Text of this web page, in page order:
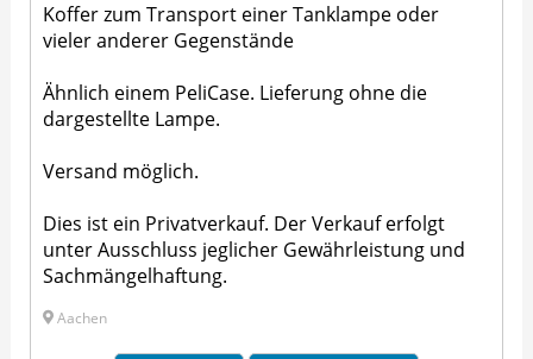
Koffer zum Transport einer Tanklampe oder
vieler anderer Gegenstände
Ähnlich einem PeliCase. Lieferung ohne die
dargestellte Lampe.
Versand möglich.
Dies ist ein Privatverkauf. Der Verkauf erfolgt
unter Ausschluss jeglicher Gewährleistung und
Sachmängelhaftung.
Aachen